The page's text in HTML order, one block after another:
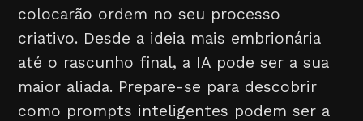
colocarão ordem no seu processo
criativo. Desde a ideia mais embrionária
até o rascunho final, a IA pode ser a sua
maior aliada. Prepare-se para descobrir
como prompts inteligentes podem ser a